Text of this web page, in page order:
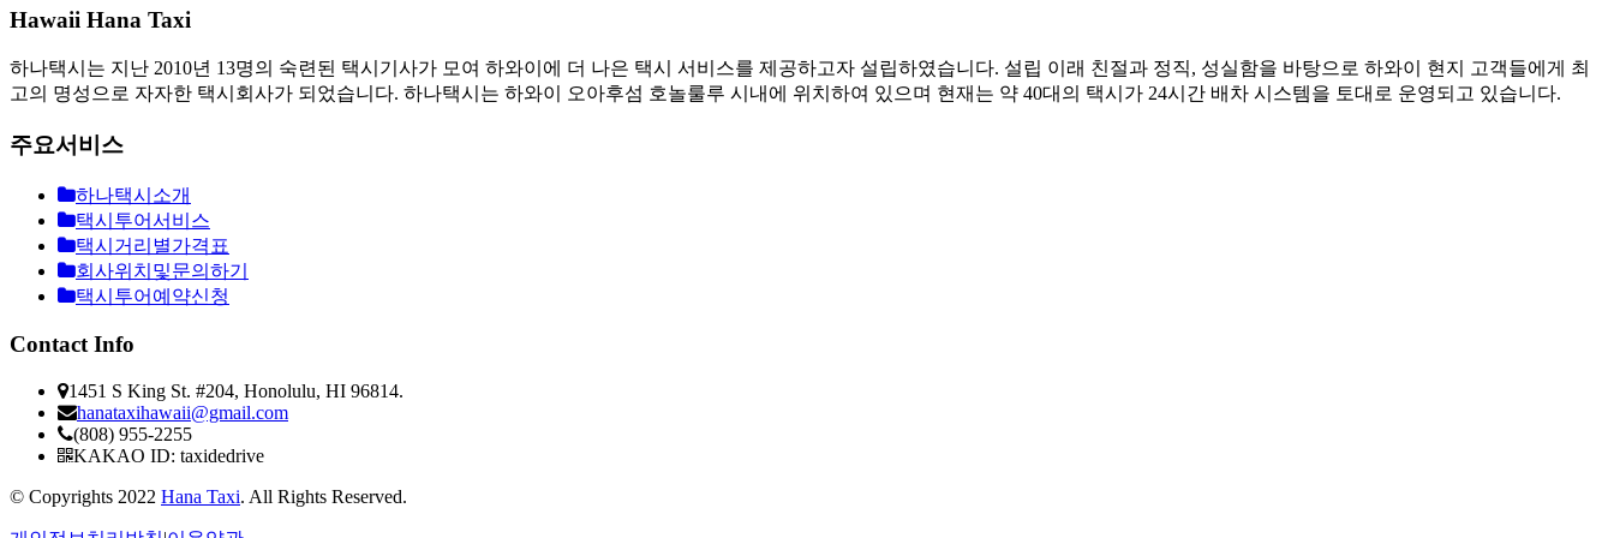
Hawaii Hana Taxi
하나택시는 지난 2010년 13명의 숙련된 택시기사가 모여 하와이에 더 나은 택시 서비스를 제공하고자 설립하였습니다. 설립 이래 친절과 정직, 성실함을 바탕으로 하와이 현지 고객들에게 최
고의 명성으로 자자한 택시회사가 되었습니다. 하나택시는 하와이 오아후섬 호놀룰루 시내에 위치하여 있으며 현재는 약 40대의 택시가 24시간 배차 시스템을 토대로 운영되고 있습니다.
주요서비스
하나택시소개
택시투어서비스
택시거리별가격표
회사위치및문의하기
택시투어예약신청
Contact Info
1451 S King St. #204, Honolulu, HI 96814.
hanataxihawaii@gmail.com
(808) 955-2255
KAKAO ID: taxidedrive
© Copyrights 2022 Hana Taxi. All Rights Reserved.